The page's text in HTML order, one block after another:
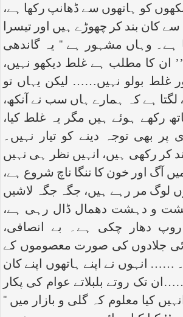
کو ہاتھوں سے ڈھانپ رکھا ہے،
کان بند کر چھوڑے ہیں اور تیسرا
ہے۔ وہاں مشہور ہے ‘‘ یہ گاندھی
ان کا مطلب ہے غلط دیکھو نہیں،
غلط بولو نہیں…… لیکن یہاں تو
ہے کہ ہمارے ہاں سب نے آنکھ،
رکھے ہوئے ہیں مگر یہ غلط کیا،
بھی توجہ دینے کو تیار نہیں۔
کر رکھی ہیں، انہیں نظر ہی نہیں
آگ اور خون کا ننگا ناچ شروع ہے،
لوگ مر رہے ہیں، جگہ جگہ لاشیں
و دہشت دھمال ڈال رہی ہے،
دھار چکی ہے۔ بے انصافی،
جلادوں کی صورت معصوموں کے
انہوں نے اپنے ہاتھوں اپنے کان
تک روتے بلبلاتے عوام کی پکار
کیا معلوم کہ گلی و بازار میں ‘‘